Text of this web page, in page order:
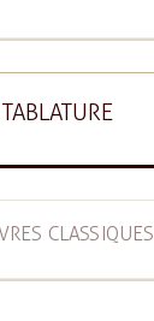
TABLATURE
CLASSIQUES